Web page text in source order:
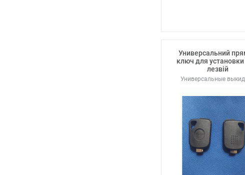
Универсальний
ключ для установки
лезвій
Универсальные